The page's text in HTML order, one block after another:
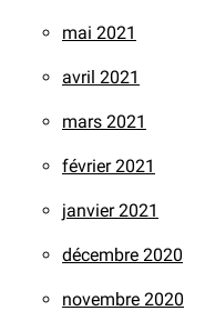
mai 2021
avril 2021
mars 2021
février 2021
janvier 2021
décembre 2020
novembre 2020